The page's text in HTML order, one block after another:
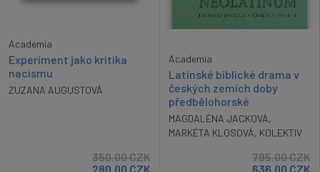
Academia
Experiment jako kritika
nacismu
ZUZANA AUGUSTOVÁ
350.00CZK
280.00 CZK
Academia
Latinské biblické drama v
českých zemích doby
předbělohorské
MAGDALÉNA JACKOVÁ,
MARKÉTA KLOSOVÁ, KOLEKTIV
795.00CZK
636.00 CZK